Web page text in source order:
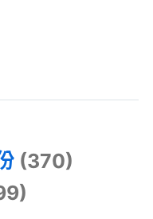
(370)